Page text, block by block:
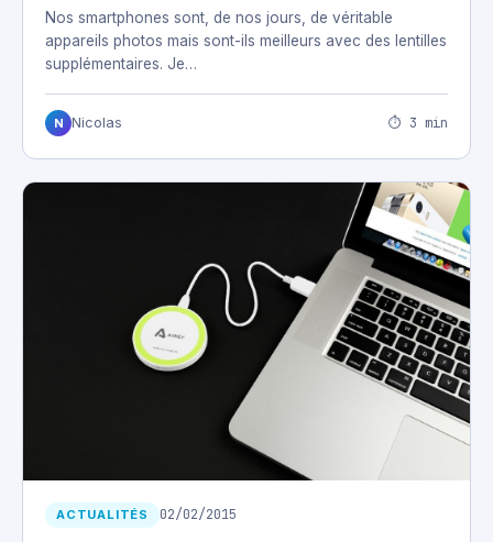
Nos smartphones sont, de nos jours, de véritable
appareils photos mais sont-ils meilleurs avec des lentilles
supplémentaires. Je…
N Nicolas ⏱ 3 min
ACTUALITÉS 02/02/2015